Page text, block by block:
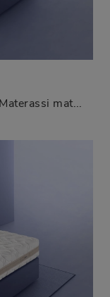
Scopri nel nostro punto vendita i Materassi matrimoniali: il modello Maxima in lattice ti aspetta per assicurarti il relax totale.